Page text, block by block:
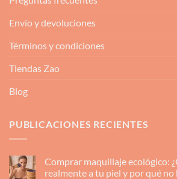
Envío y devoluciones
Términos y condiciones
Tiendas Zao
Blog
PUBLICACIONES RECIENTES
Comprar maquillaje ecológico:
realmente a tu piel y por qué no